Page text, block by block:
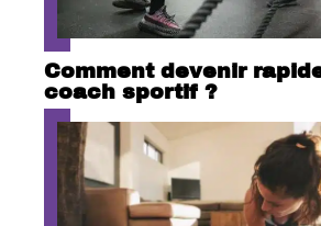
Comment devenir
coach sportif ?